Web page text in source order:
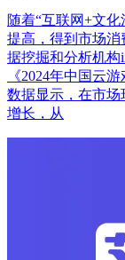
随着“互联网+文
提高，得到市场
据挖掘和分析机构
《2024年中国云
数据显示，在市
增长，从